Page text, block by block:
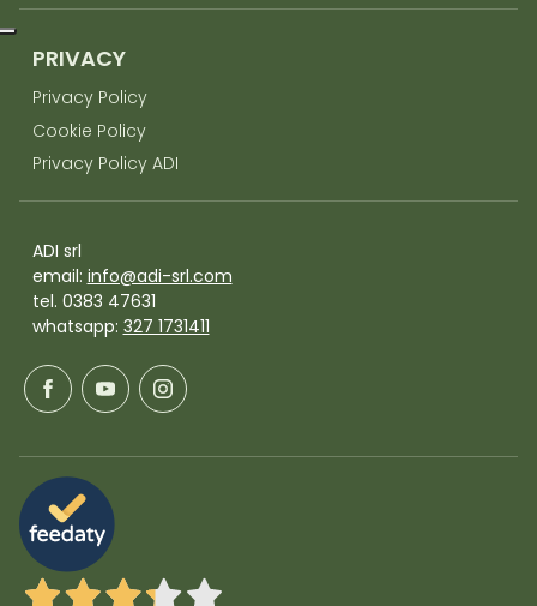
PRIVACY
Privacy Policy
Cookie Policy
Privacy Policy ADI
ADI srl
email: info@adi-srl.com
tel. 0383 47631
whatsapp: 327 1731411